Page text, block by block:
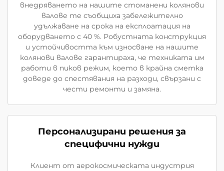
внедряването на нашите стоманени колянови
валове те съобщиха забележително
удължаване на срока на експлоатация на
оборудването с 40 %. Робустната конструкция
и устойчивостта към износване на нашите
колянови валове гарантираха, че техниката им
работи в пиков режим, което в крайна сметка
доведе до спестявания на разходи, свързани с
чести ремонти и замяна.
Персонализирани решения за
специфични нужди
Клиент от аерокосмическата индустрия